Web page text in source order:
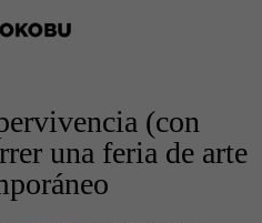
(con
una feria de arte